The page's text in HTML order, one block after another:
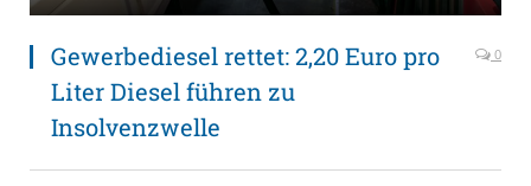
Gewerbediesel rettet: 2,20 Euro pro
Liter Diesel führen zu
Insolvenzwelle
0